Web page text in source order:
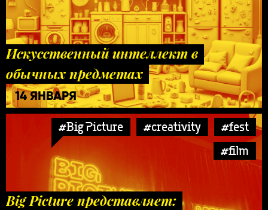
Искусственный интеллект в
обычных предметах
14 ЯНВАРЯ
#Big Picture #creativity
#fest
#film
Big Picture представляет: